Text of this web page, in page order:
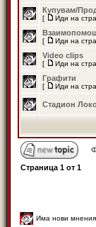
Купувам/
[ Иди на
[ Иди на
Video clips
[ Иди на
Графити
[ Иди на
Стадион
Страница 1 от 1
Има нови мнения